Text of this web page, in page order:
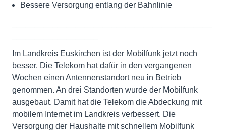
Bessere Versorgung entlang der Bahnlinie
Im Landkreis Euskirchen ist der Mobilfunk jetzt noch
besser. Die Telekom hat dafür in den vergangenen
Wochen einen Antennenstandort neu in Betrieb
genommen. An drei Standorten wurde der Mobilfunk
ausgebaut. Damit hat die Telekom die Abdeckung mit
mobilem Internet im Landkreis verbessert. Die
Versorgung der Haushalte mit schnellem Mobilfunk